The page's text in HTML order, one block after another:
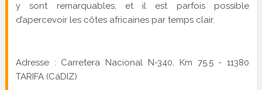
y sont remarquables, et il est parfois possible
d’apercevoir les côtes africaines par temps clair.
Adresse : Carretera Nacional N-340, Km 75.5 - 11380
TARIFA (CáDIZ)